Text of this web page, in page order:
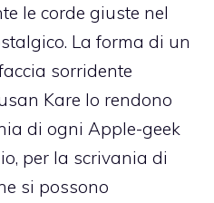
le corde giuste nel
La forma di un
sorridente
Kare lo rendono
di ogni Apple-geek
per la scrivania di
si possono